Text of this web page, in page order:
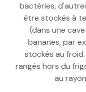
bactéries,
être stockés à
(dans une
bananes, par
stockés au
rangés hors du
au